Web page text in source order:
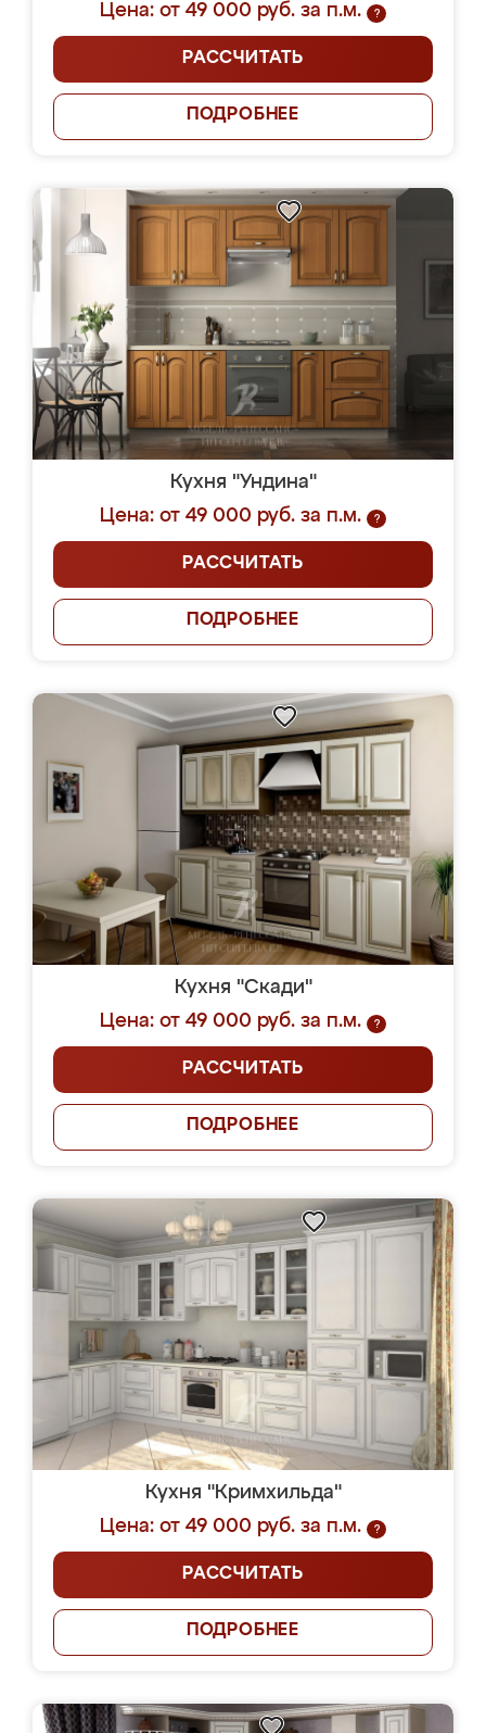
Цена: от 49 000 руб. за п.м.
?
РАССЧИТАТЬ
ПОДРОБНЕЕ
Кухня "Ундина"
Цена: от 49 000 руб. за п.м.
?
РАССЧИТАТЬ
ПОДРОБНЕЕ
Кухня "Скади"
Цена: от 49 000 руб. за п.м.
?
РАССЧИТАТЬ
ПОДРОБНЕЕ
Кухня "Кримхильда"
Цена: от 49 000 руб. за п.м.
?
РАССЧИТАТЬ
ПОДРОБНЕЕ